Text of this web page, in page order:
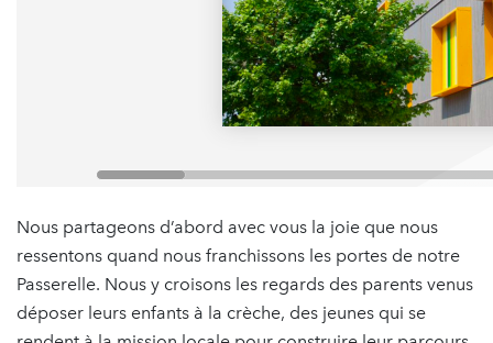
Nous partageons d’abord avec vous la joie que nous
ressentons quand nous franchissons les portes de notre
Passerelle. Nous y croisons les regards des parents venus
déposer leurs enfants à la crèche, des jeunes qui se